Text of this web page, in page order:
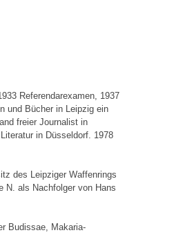
Referendarexamen, 1937
und Bücher in Leipzig ein
freier Journalist in
in Düsseldorf. 1978
des Leipziger Waffenrings
N. als Nachfolger von Hans
Budissae, Makaria-